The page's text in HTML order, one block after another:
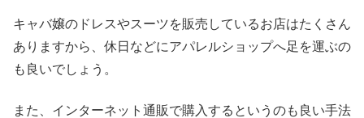
キャバ嬢のドレスやスーツを販売しているお店はたくさん
ありますから、休日などにアパレルショップへ足を運ぶの
も良いでしょう。
また、インターネット通販で購入するというのも良い手法